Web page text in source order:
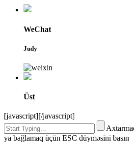
WeChat
Judy
Üst
[javascript][/javascript]
ya bağlamaq üçün ESC düyməsini basın